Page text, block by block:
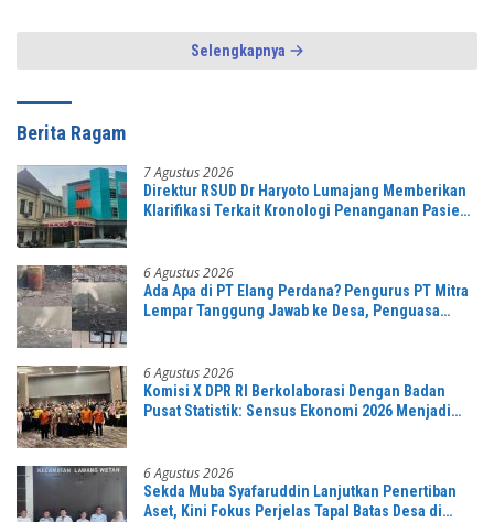
Selengkapnya
Berita Ragam
7 Agustus 2026
Direktur RSUD Dr Haryoto Lumajang Memberikan
Klarifikasi Terkait Kronologi Penanganan Pasien
6 Agustus 2026
Ada Apa di PT Elang Perdana? Pengurus PT Mitra
Lempar Tanggung Jawab ke Desa, Penguasa
6 Agustus 2026
Komisi X DPR RI Berkolaborasi Dengan Badan
Pusat Statistik: Sensus Ekonomi 2026 Menjadi
6 Agustus 2026
Sekda Muba Syafaruddin Lanjutkan Penertiban
Aset, Kini Fokus Perjelas Tapal Batas Desa di